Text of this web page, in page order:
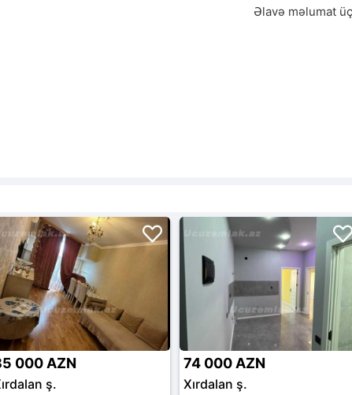
Əlavə məlumat
000 AZN
ş.
74 000 AZN
Xırdalan ş.